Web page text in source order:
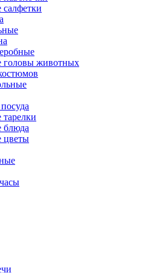
салфетки
головы животных
блюда
цветы